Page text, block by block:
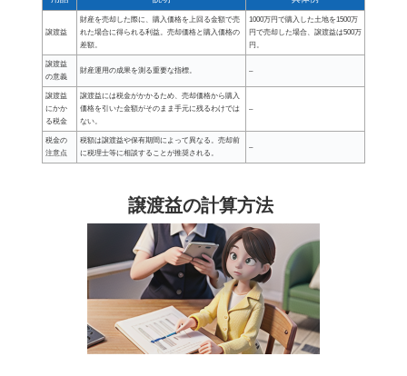
譲渡益
財産を売却した際に、購入価格を上回る金額で売
れた場合に得られる利益。売却価格と購入価格の
差額。
1000万円で購入した土地を1500万
円で売却した場合、譲渡益は500万
円。
譲渡益
の意義
財産運用の成果を測る重要な指標。 –
譲渡益
にかか
る税金
譲渡益には税金がかかるため、売却価格から購入
価格を引いた金額がそのまま手元に残るわけでは
ない。
–
税金の
注意点
税額は譲渡益や保有期間によって異なる。売却前
に税理士等に相談することが推奨される。
–
譲渡益の計算方法